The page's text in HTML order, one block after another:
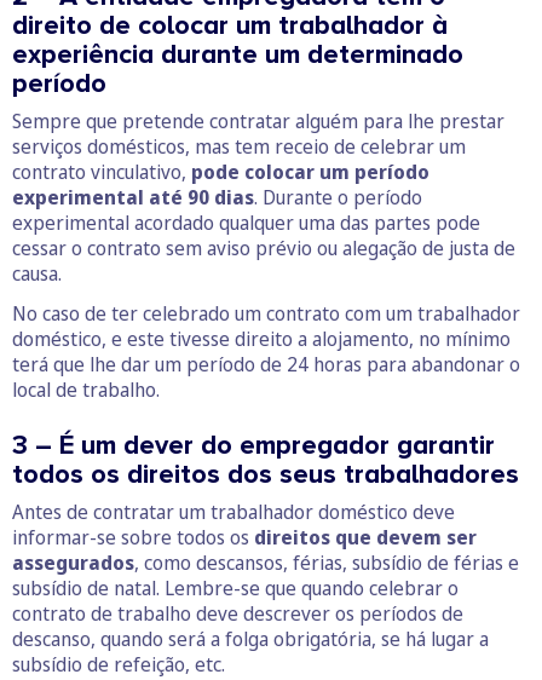
direito de colocar um trabalhador à
experiência durante um determinado
período
Sempre que pretende contratar alguém para lhe prestar
serviços domésticos, mas tem receio de celebrar um
contrato vinculativo, pode colocar um período
experimental até 90 dias. Durante o período
experimental acordado qualquer uma das partes pode
cessar o contrato sem aviso prévio ou alegação de justa de
causa.
No caso de ter celebrado um contrato com um trabalhador
doméstico, e este tivesse direito a alojamento, no mínimo
terá que lhe dar um período de 24 horas para abandonar o
local de trabalho.
3 – É um dever do empregador garantir
todos os direitos dos seus trabalhadores
Antes de contratar um trabalhador doméstico deve
informar-se sobre todos os direitos que devem ser
assegurados, como descansos, férias, subsídio de férias e
subsídio de natal. Lembre-se que quando celebrar o
contrato de trabalho deve descrever os períodos de
descanso, quando será a folga obrigatória, se há lugar a
subsídio de refeição, etc.